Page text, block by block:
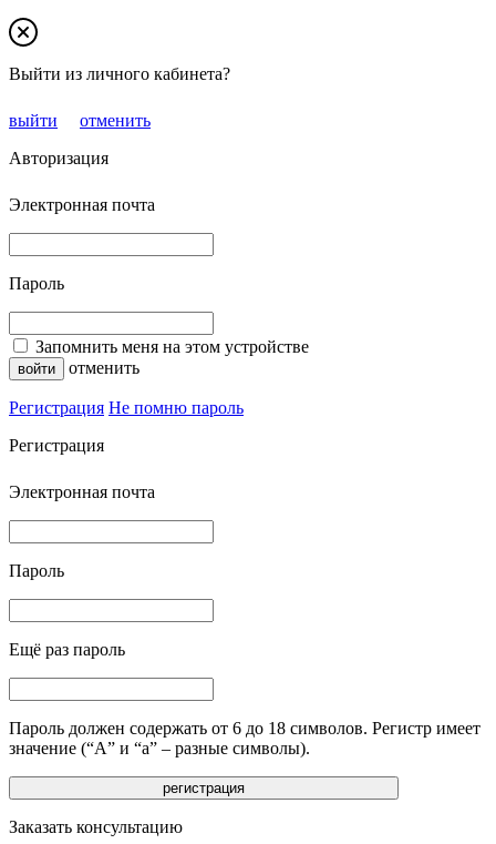
Выйти из личного кабинета?
выйти
отменить
Авторизация
Электронная почта
Пароль
Запомнить меня на этом устройстве
отменить
Регистрация Не помню пароль
Регистрация
Электронная почта
Пароль
Ещё раз пароль
Пароль должен содержать от 6 до 18 символов. Регистр имеет
значение (“А” и “а” – разные символы).
Заказать консультацию